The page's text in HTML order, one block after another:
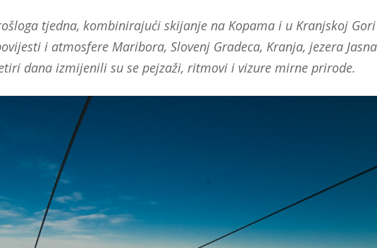
tjedna, kombinirajući skijanje na Kopama i u Kranjskoj Gori
i atmosfere Maribora, Slovenj Gradeca, Kranja, jezera Jasna
dana izmijenili su se pejzaži, ritmovi i vizure mirne prirode.